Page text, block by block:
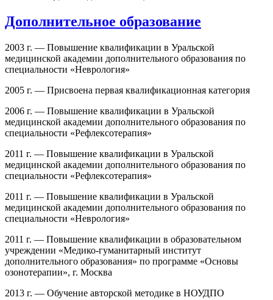
Дополнительное образование
2003 г. — Повышение квалификации в Уральской
медицинской академии дополнительного образования по
специальности «Неврология»
2005 г. — Присвоена первая квалификационная категория
2006 г. — Повышение квалификации в Уральской
медицинской академии дополнительного образования по
специальности «Рефлексотерапия»
2011 г. — Повышение квалификации в Уральской
медицинской академии дополнительного образования по
специальности «Рефлексотерапия»
2011 г. — Повышение квалификации в Уральской
медицинской академии дополнительного образования по
специальности «Неврология»
2011 г. — Повышение квалификации в образовательном
учреждении «Медико-гуманитарный институт
дополнительного образования» по программе «Основы
озонотерапии», г. Москва
2013 г. — Обучение авторской методике в НОУДПО